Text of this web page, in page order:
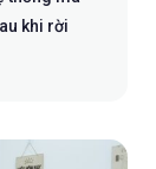
khi rời